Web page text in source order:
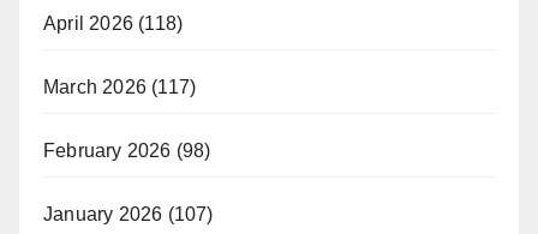
April 2026 (118)
March 2026 (117)
February 2026 (98)
January 2026 (107)